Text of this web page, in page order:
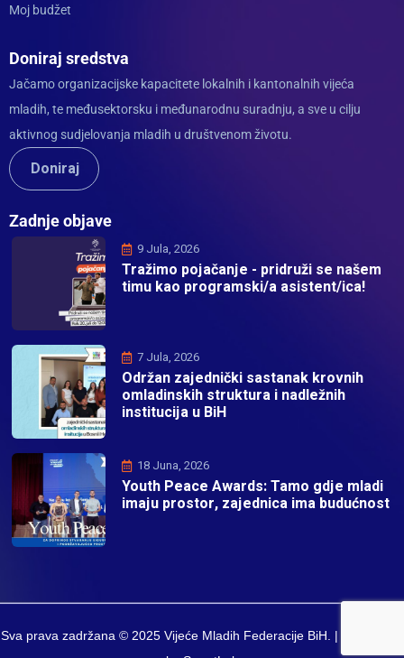
Moj budžet
Doniraj sredstva
Jačamo organizacijske kapacitete lokalnih i kantonalnih vijeća
mladih, te međusektorsku i međunarodnu suradnju, a sve u cilju
aktivnog sudjelovanja mladih u društvenom životu.
Doniraj
Zadnje objave
9 Jula, 2026
Tražimo pojačanje - pridruži se našem
timu kao programski/a asistent/ica!
7 Jula, 2026
Održan zajednički sastanak krovnih
omladinskih struktura i nadležnih
institucija u BiH
18 Juna, 2026
Youth Peace Awards: Tamo gdje mladi
imaju prostor, zajednica ima budućnost
Sva prava zadržana © 2025 Vijeće Mladih Federacije BiH. | Developed